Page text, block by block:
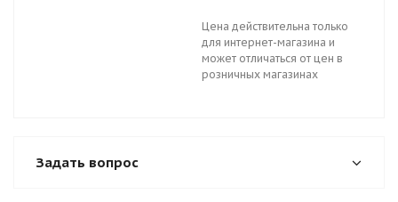
Цена действительна только
для интернет-магазина и
может отличаться от цен в
розничных магазинах
Задать вопрос